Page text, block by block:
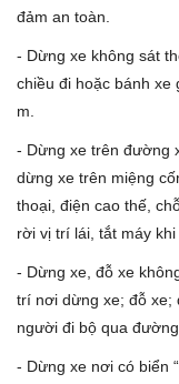
đảm an toàn.
- Dừng xe không sát
chiều đi hoặc bánh xe
m.
- Dừng xe trên đường
dừng xe trên miệng
thoại, điện cao thế,
rời vị trí lái, tắt máy
- Dừng xe, đỗ xe
trí nơi dừng xe; đỗ xe;
người đi bộ qua
- Dừng xe nơi có biển